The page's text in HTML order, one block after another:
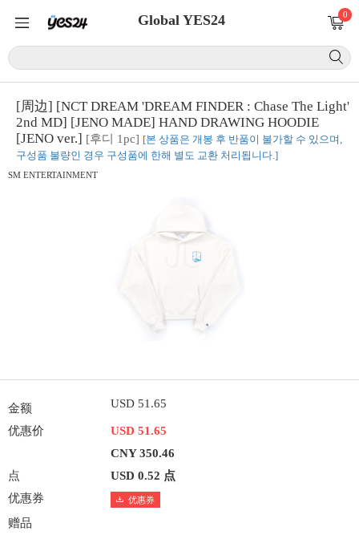
Global YES24 0
[周边] [NCT DREAM 'DREAM FINDER : Chase The Light'
2nd MD] [JENO MADE] HAND DRAWING HOODIE
[JENO ver.] [후디 1pc] [본 상품은 개봉 후 반품이 불가할 수 있으며,
구성품 불량인 경우 구성품에 한해 별도 교환 처리됩니다.]
SM ENTERTAINMENT
金额 USD 51.65
优惠价
USD 51.65
CNY 350.46
点
USD 0.52 点
优惠券
优惠券
赠品